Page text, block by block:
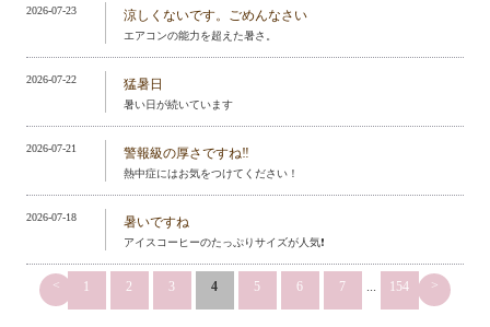
2026-07-23 涼しくないです。ごめんなさい
エアコンの能力を超えた暑さ。
2026-07-22 猛暑日
暑い日が続いています
2026-07-21 警報級の厚さですね‼️
熱中症にはお気をつけてください！
2026-07-18 暑いですね
アイスコーヒーのたっぷりサイズが人気❗️
< 1 2 3 4 5 6 7 154 >